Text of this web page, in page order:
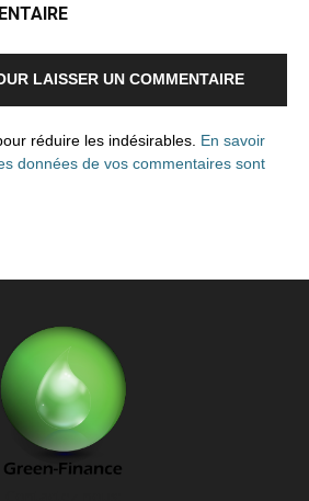
LAISSER UN COMMENTAIRE
réduire les indésirables. En savoir
données de vos commentaires sont